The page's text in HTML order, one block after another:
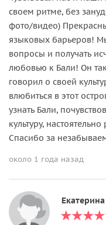
своем ритме, без
фото/видео)
языковых барьеров!
вопросы и получать
любовью к Бали! Он
говорил о своей
влюбиться в этот
узнать Бали,
культуру,
Спасибо за
около 1 года назад
Екатерина